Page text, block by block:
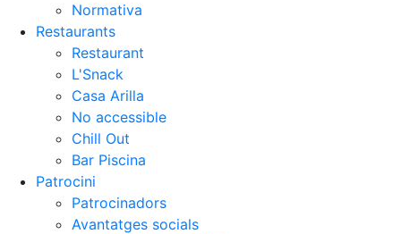
Normativa
Restaurants
Restaurant
L'Snack
Casa Arilla
No accessible
Chill Out
Bar Piscina
Patrocini
Patrocinadors
Avantatges socials